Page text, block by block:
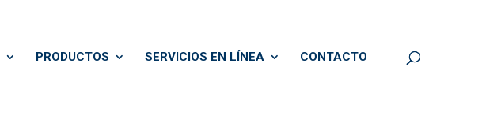
PRODUCTOS SERVICIOS EN LÍNEA CONTACTO